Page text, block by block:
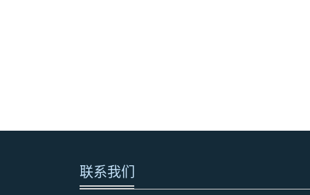
联系我们